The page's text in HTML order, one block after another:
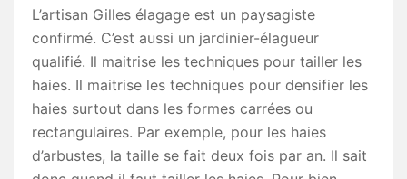
L’artisan Gilles élagage est un paysagiste
confirmé. C’est aussi un jardinier-élagueur
qualifié. Il maitrise les techniques pour tailler les
haies. Il maitrise les techniques pour densifier les
haies surtout dans les formes carrées ou
rectangulaires. Par exemple, pour les haies
d’arbustes, la taille se fait deux fois par an. Il sait